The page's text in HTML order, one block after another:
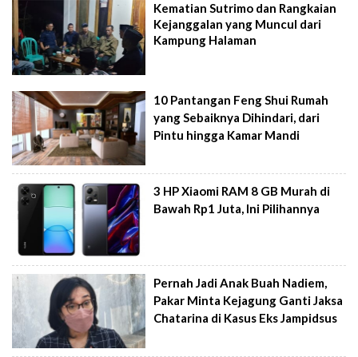
Kematian Sutrimo dan Rangkaian
Kejanggalan yang Muncul dari
Kampung Halaman
10 Pantangan Feng Shui Rumah
yang Sebaiknya Dihindari, dari
Pintu hingga Kamar Mandi
3 HP Xiaomi RAM 8 GB Murah di
Bawah Rp1 Juta, Ini Pilihannya
Pernah Jadi Anak Buah Nadiem,
Pakar Minta Kejagung Ganti Jaksa
Chatarina di Kasus Eks Jampidsus